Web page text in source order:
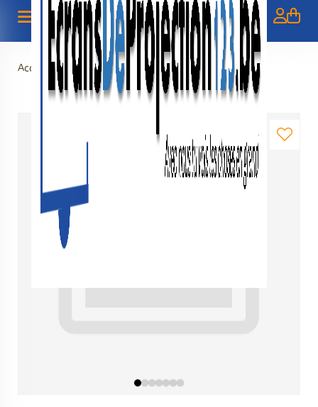
Accueil >Elektrisch projectiescherm 120" - BOL.COM